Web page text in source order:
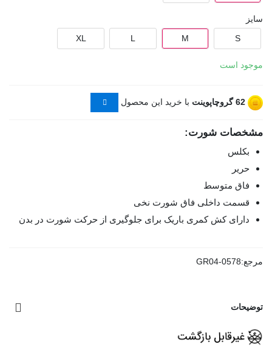
سایز
S
M
L
XL
موجود است
62گروچاپوینت با خرید این محصول
مشخصات شورت:
بکلس
حریر
فاق متوسط
قسمت داخلی فاق شورت نخی
دارای کش کمری باریک برای جلوگیری از حرکت شورت در بدن
مرجع:GR04-0578
توضیحات